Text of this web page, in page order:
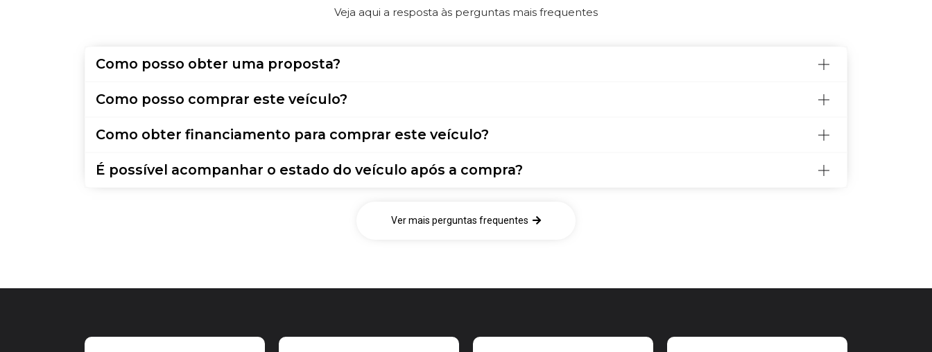
Veja aqui a resposta às perguntas mais frequentes
Como posso obter uma proposta?
Como posso comprar este veículo?
Como obter financiamento para comprar este veículo?
É possível acompanhar o estado do veículo após a compra?
Ver mais perguntas frequentes